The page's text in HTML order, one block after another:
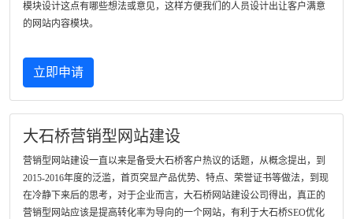
模块设计这点有哪些想法或意见，这样方便我们的人员设计出让客户满意
的网站内容模块。
立即申请
大石桥营销型网站建设
营销型网站建设一直以来是备受大石桥客户热议的话题，从概念提出，到
2015-2016年度的泛滥，首页突显产品优势、特点、荣誉证书等做法，到现
在冷静下来后的思考，对于企业而言，大石桥网站建设公司得出，真正的
营销型网站应该是提高转化率为导向的一个网站，有利于大石桥SEO优化